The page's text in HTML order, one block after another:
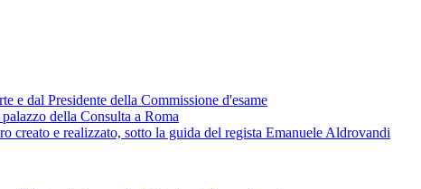
e dal Presidente della Commissione d'esame
della Consulta a Roma
creato e realizzato, sotto la guida del regista Emanuele Aldrovandi